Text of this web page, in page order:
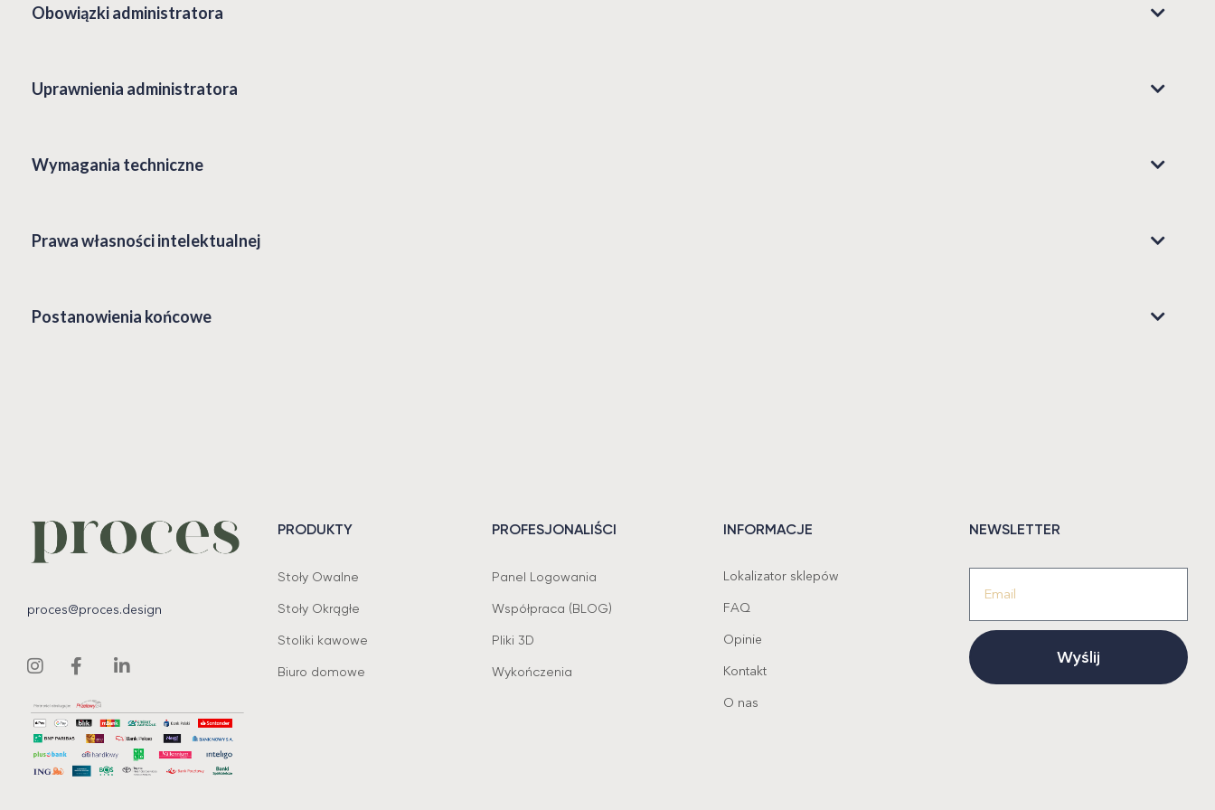
Obowiązki administratora
Uprawnienia administratora
Wymagania techniczne
Prawa własności intelektualnej
Postanowienia końcowe
proces@proces.design
PRODUKTY
Stoły Owalne
Stoły Okrągłe
Stoliki kawowe
Biuro domowe
PROFESJONALIŚCI
Panel Logowania
Współpraca (BLOG)
Pliki 3D
Wykończenia
INFORMACJE
Lokalizator sklepów
FAQ
Opinie
Kontakt
O nas
NEWSLETTER
Wyślij